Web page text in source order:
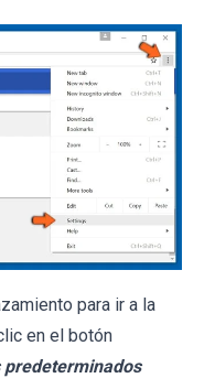
para ir a la
en el botón
predeterminados